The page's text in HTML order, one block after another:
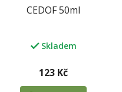
CEDOF 50ml
Skladem
123 Kč